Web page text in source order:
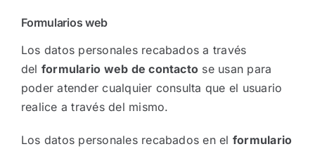
Formularios web
Los datos personales recabados a través
del formulario web de contacto se usan para
poder atender cualquier consulta que el usuario
realice a través del mismo.
Los datos personales recabados en el formulario